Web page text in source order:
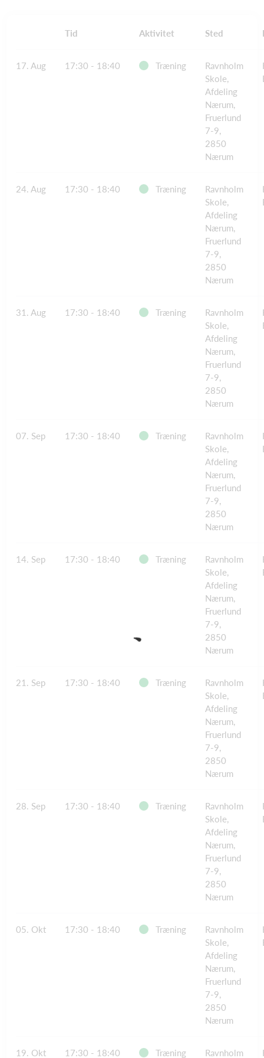
Tid Aktivitet Sted
17. Aug 17:30 - 18:40 Træning
Ravnholm
Skole,
Afdeling
Nærum,
Fruerlund
7-9,
2850
Nærum
24. Aug 17:30 - 18:40 Træning
Ravnholm
Skole,
Afdeling
Nærum,
Fruerlund
7-9,
2850
Nærum
31. Aug 17:30 - 18:40 Træning
Ravnholm
Skole,
Afdeling
Nærum,
Fruerlund
7-9,
2850
Nærum
07. Sep 17:30 - 18:40 Træning
Ravnholm
Skole,
Afdeling
Nærum,
Fruerlund
7-9,
2850
Nærum
14. Sep 17:30 - 18:40 Træning
Ravnholm
Skole,
Afdeling
Nærum,
Fruerlund
7-9,
2850
Nærum
21. Sep 17:30 - 18:40 Træning
Ravnholm
Skole,
Afdeling
Nærum,
Fruerlund
7-9,
2850
Nærum
28. Sep 17:30 - 18:40 Træning
Ravnholm
Skole,
Afdeling
Nærum,
Fruerlund
7-9,
2850
Nærum
05. Okt 17:30 - 18:40 Træning
Ravnholm
Skole,
Afdeling
Nærum,
Fruerlund
7-9,
2850
Nærum
19. Okt 17:30 - 18:40 Træning Ravnholm